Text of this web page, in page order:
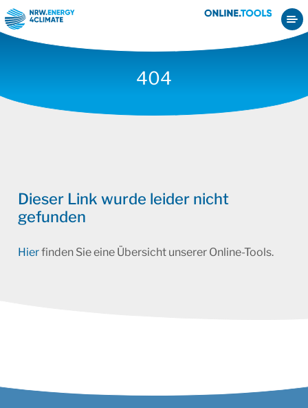
404
Dieser Link wurde leider nicht
gefunden
Hierfinden Sie eine Übersicht unserer Online-Tools.